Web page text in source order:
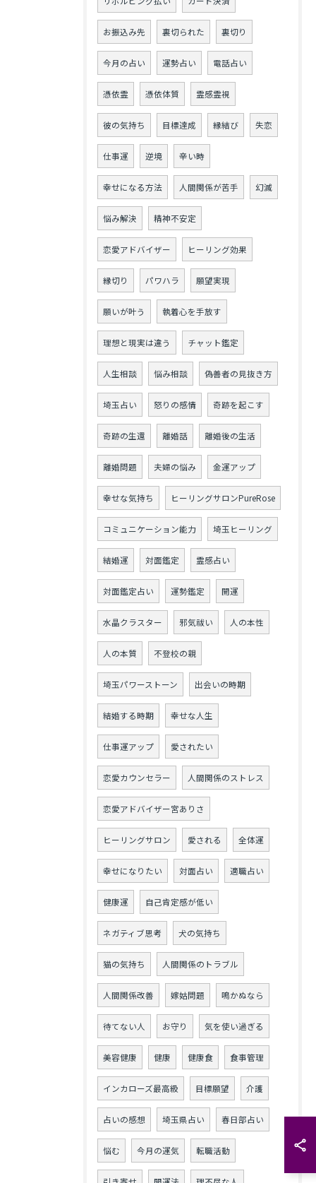
お振込み先 裏切られた 裏切り
今月の占い 運勢占い 電話占い
憑依霊 憑依体質 霊感霊視
彼の気持ち 目標達成 縁結び 失恋
仕事運 逆境 辛い時
幸せになる方法 人間関係が苦手 幻滅
悩み解決 精神不安定
恋愛アドバイザー ヒーリング効果
縁切り パワハラ 願望実現
願いが叶う 執着心を手放す
理想と現実は違う チャット鑑定
人生相談 悩み相談 偽善者の見抜き方
埼玉占い 怒りの感情 奇跡を起こす
奇跡の生還 離婚話 離婚後の生活
離婚問題 夫婦の悩み 金運アップ
幸せな気持ち ヒーリングサロンPureRose
コミュニケーション能力 埼玉ヒーリング
結婚運 対面鑑定 霊感占い
対面鑑定占い 運勢鑑定 開運
水晶クラスター 邪気祓い 人の本性
人の本質 不登校の親
埼玉パワーストーン 出会いの時期
結婚する時期 幸せな人生
仕事運アップ 愛されたい
恋愛カウンセラー 人間関係のストレス
恋愛アドバイザー宮ありさ
ヒーリングサロン 愛される 全体運
幸せになりたい 対面占い 適職占い
健康運 自己肯定感が低い
ネガティブ思考 犬の気持ち
猫の気持ち 人間関係のトラブル
人間関係改善 嫁姑問題 鳴かぬなら
待てない人 お守り 気を使い過ぎる
美容健康 健康 健康食 食事管理
インカローズ最高級 目標願望 介護
占いの感想 埼玉県占い 春日部占い
悩む 今月の運気 転職活動